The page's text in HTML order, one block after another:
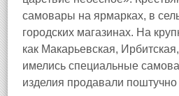
самовары на ярмарках, в
городских магазинах. На
как Макарьевская,
имелись специальные
изделия продавали поштучно